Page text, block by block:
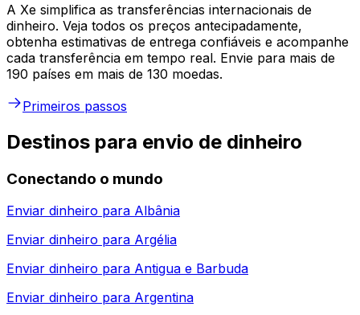
A Xe simplifica as transferências internacionais de
dinheiro. Veja todos os preços antecipadamente,
obtenha estimativas de entrega confiáveis e acompanhe
cada transferência em tempo real. Envie para mais de
190 países em mais de 130 moedas.
Primeiros passos
Destinos para envio de dinheiro
Conectando o mundo
Enviar dinheiro para Albânia
Enviar dinheiro para Argélia
Enviar dinheiro para Antigua e Barbuda
Enviar dinheiro para Argentina